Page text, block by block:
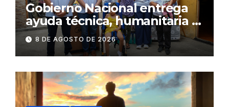
Gobierno Nacional entrega
ayuda técnica, humanitaria y
Bono Joaquín Gallegos Lara a
familia en situación de
vulnerabilidad
8 DE AGOSTO DE 2026